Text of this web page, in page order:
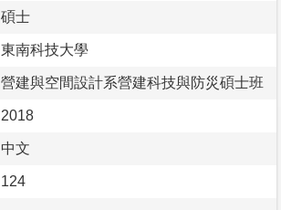
碩士
東南科技大學
營建與空間設計系營建科技與防災碩士班
2018
中文
124